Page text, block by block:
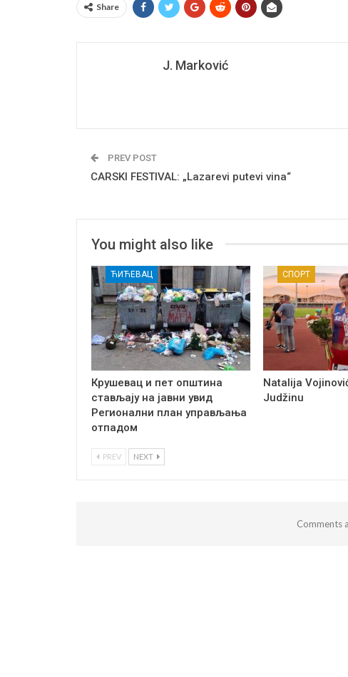
Share
J. Marković
PREV POST
CARSKI FESTIVAL: „Lazarevi putevi vina“
You might also like
ЋИЋЕВАЦ
Крушевац и пет општина
стављају на јавни увид
Регионални план управљања
отпадом
СПОРТ
Natalija
Judžinu
PREV NEXT
Comments